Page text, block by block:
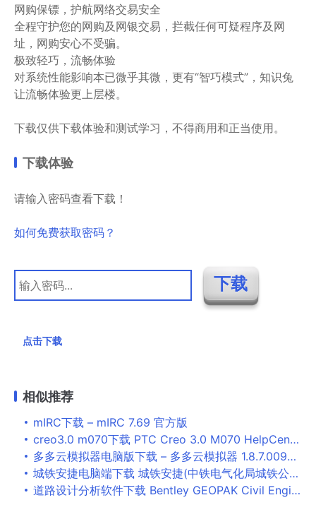
网购保镖，护航网络交易安全
全程守护您的网购及网银交易，拦截任何可疑程序及网
址，网购安心不受骗。
极致轻巧，流畅体验
对系统性能影响本已微乎其微，更有“智巧模式”，知识兔
让流畅体验更上层楼。
下载仅供下载体验和测试学习，不得商用和正当使用。
下载体验
请输入密码查看下载！
如何免费获取密码？
点击下载
相似推荐
mIRC下载 – mIRC 7.69 官方版
creo3.0 m070下载 PTC Creo 3.0 M070 HelpCenter 中文安装免费版(附安装教程)
多多云模拟器电脑版下载 – 多多云模拟器 1.8.7.0096 最新版
城铁安捷电脑端下载 城铁安捷(中铁电气化局城铁公司内部办公软件) v1.2.8 免费安装版
道路设计分析软件下载 Bentley GEOPAK Civil Engineering Suite V8i(道路设计分析工具) v08.11.09.722 官方安装版